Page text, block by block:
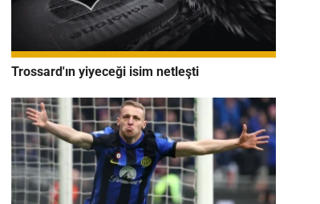
Trossard'ın yiyeceği isim netleşti